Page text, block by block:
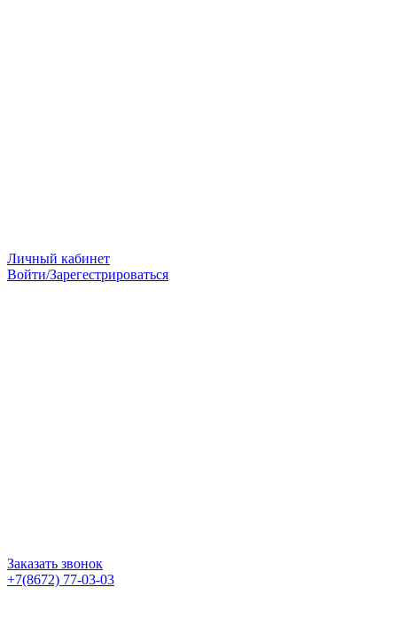
Личный кабинет
Войти/Зарегестрироваться
Заказать звонок
+7(8672) 77-03-03